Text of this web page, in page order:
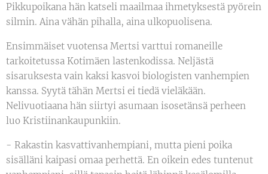
Pikkupoikana hän katseli maailmaa ihmetyksestä pyörein
silmin. Aina vähän pihalla, aina ulkopuolisena.
Ensimmäiset vuotensa Mertsi varttui romaneille
tarkoitetussa Kotimäen lastenkodissa. Neljästä
sisaruksesta vain kaksi kasvoi biologisten vanhempien
kanssa. Syytä tähän Mertsi ei tiedä vieläkään.
Nelivuotiaana hän siirtyi asumaan isosetänsä perheen
luo Kristiinankaupunkiin.
- Rakastin kasvattivanhempiani, mutta pieni poika
sisälläni kaipasi omaa perhettä. En oikein edes tuntenut